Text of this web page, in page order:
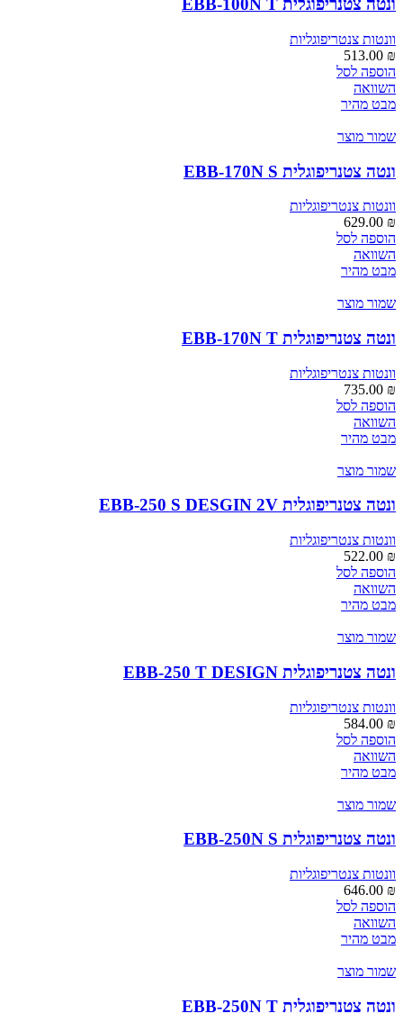
ונטה צטנריפוגלית EBB-100N T
וונטות צנטריפוגליות
513.00 ₪
הוספה לסל
השוואה
מבט מהיר
שמור מוצר
ונטה צטנריפוגלית EBB-170N S
וונטות צנטריפוגליות
629.00 ₪
הוספה לסל
השוואה
מבט מהיר
שמור מוצר
ונטה צטנריפוגלית EBB-170N T
וונטות צנטריפוגליות
735.00 ₪
הוספה לסל
השוואה
מבט מהיר
שמור מוצר
ונטה צטנריפוגלית EBB-250 S DESGIN 2V
וונטות צנטריפוגליות
522.00 ₪
הוספה לסל
השוואה
מבט מהיר
שמור מוצר
ונטה צטנריפוגלית EBB-250 T DESIGN
וונטות צנטריפוגליות
584.00 ₪
הוספה לסל
השוואה
מבט מהיר
שמור מוצר
ונטה צטנריפוגלית EBB-250N S
וונטות צנטריפוגליות
646.00 ₪
הוספה לסל
השוואה
מבט מהיר
שמור מוצר
ונטה צטנריפוגלית EBB-250N T